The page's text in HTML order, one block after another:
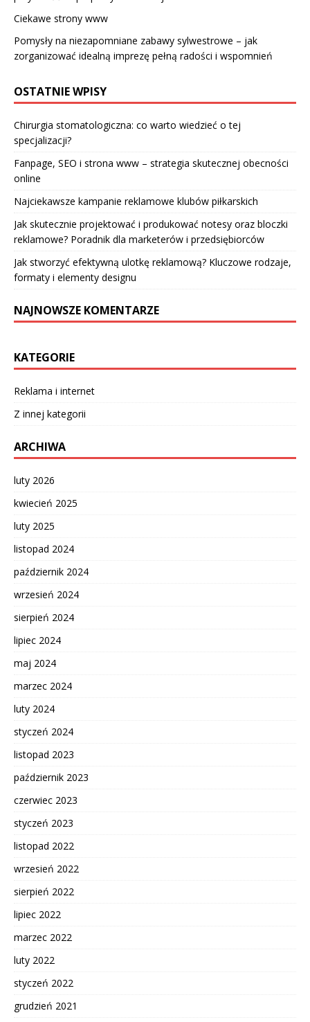
Ciekawe strony www
Pomysły na niezapomniane zabawy sylwestrowe – jak
zorganizować idealną imprezę pełną radości i wspomnień
OSTATNIE WPISY
Chirurgia stomatologiczna: co warto wiedzieć o tej
specjalizacji?
Fanpage, SEO i strona www – strategia skutecznej obecności
online
Najciekawsze kampanie reklamowe klubów piłkarskich
Jak skutecznie projektować i produkować notesy oraz bloczki
reklamowe? Poradnik dla marketerów i przedsiębiorców
Jak stworzyć efektywną ulotkę reklamową? Kluczowe rodzaje,
formaty i elementy designu
NAJNOWSZE KOMENTARZE
KATEGORIE
Reklama i internet
Z innej kategorii
ARCHIWA
luty 2026
kwiecień 2025
luty 2025
listopad 2024
październik 2024
wrzesień 2024
sierpień 2024
lipiec 2024
maj 2024
marzec 2024
luty 2024
styczeń 2024
listopad 2023
październik 2023
czerwiec 2023
styczeń 2023
listopad 2022
wrzesień 2022
sierpień 2022
lipiec 2022
marzec 2022
luty 2022
styczeń 2022
grudzień 2021